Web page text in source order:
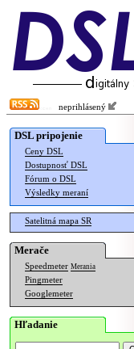
neprihlásený
DSL pripojenie
Ceny DSL
Dostupnosť DSL
Fórum o DSL
Výsledky meraní
Satelitná mapa SR
Merače
Speedmeter Merania
Pingmeter
Googlemeter
Hľadanie